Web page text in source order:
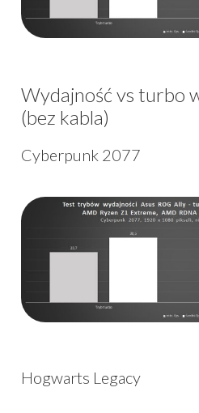
Wydajność vs turbo
(bez kabla)
Cyberpunk 2077
Hogwarts Legacy